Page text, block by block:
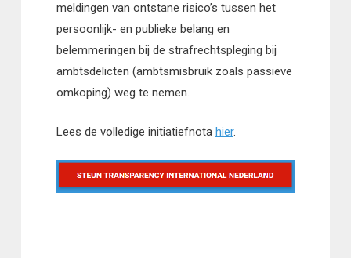
meldingen van ontstane risico’s tussen het
persoonlijk- en publieke belang en
belemmeringen bij de strafrechtspleging bij
ambtsdelicten (ambtsmisbruik zoals passieve
omkoping) weg te nemen.
Lees de volledige initiatiefnota hier.